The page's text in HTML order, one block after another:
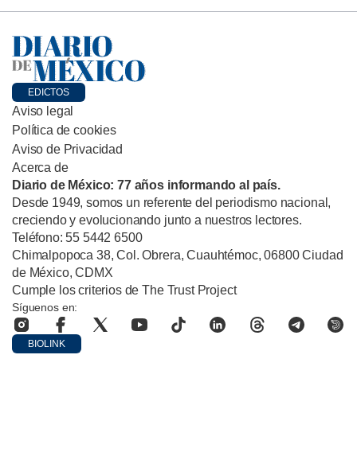
EDICTOS
Aviso legal
Política de cookies
Aviso de Privacidad
Acerca de
Diario de México: 77 años informando al país.
Desde 1949, somos un referente del periodismo nacional,
creciendo y evolucionando junto a nuestros lectores.
Teléfono: 55 5442 6500
Chimalpopoca 38, Col. Obrera, Cuauhtémoc, 06800 Ciudad
de México, CDMX
Cumple los criterios de The Trust Project
Síguenos en:
BIOLINK